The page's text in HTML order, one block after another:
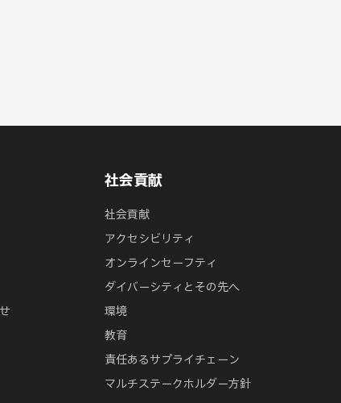
社会貢献
社会貢献
アクセシビリティ
オンラインセーフティ
ダイバーシティとその先へ
環境
教育
責任あるサプライチェーン
マルチステークホルダー方針